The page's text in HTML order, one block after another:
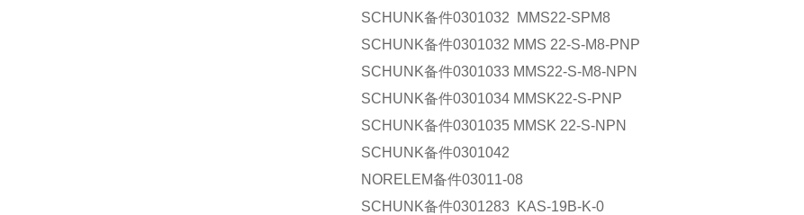
SCHUNK备件0301032 MMS22-SPM8
SCHUNK备件0301032 MMS 22-S-M8-PNP
SCHUNK备件0301033 MMS22-S-M8-NPN
SCHUNK备件0301034 MMSK22-S-PNP
SCHUNK备件0301035 MMSK 22-S-NPN
SCHUNK备件0301042
NORELEM备件03011-08
SCHUNK备件0301283 KAS-19B-K-0